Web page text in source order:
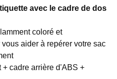
avec le cadre de dos
coloré et
aider à repérer votre sac
+ cadre arrière d'ABS +